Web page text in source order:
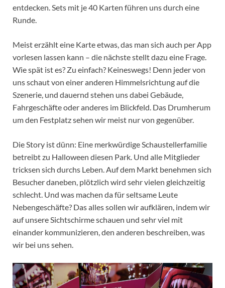
entdecken. Sets mit je 40 Karten führen uns durch eine
Runde.
Meist erzählt eine Karte etwas, das man sich auch per App
vorlesen lassen kann – die nächste stellt dazu eine Frage.
Wie spät ist es? Zu einfach? Keineswegs! Denn jeder von
uns schaut von einer anderen Himmelsrichtung auf die
Szenerie, und dauernd stehen uns dabei Gebäude,
Fahrgeschäfte oder anderes im Blickfeld. Das Drumherum
um den Festplatz sehen wir meist nur von gegenüber.
Die Story ist dünn: Eine merkwürdige Schaustellerfamilie
betreibt zu Halloween diesen Park. Und alle Mitglieder
tricksen sich durchs Leben. Auf dem Markt benehmen sich
Besucher daneben, plötzlich wird sehr vielen gleichzeitig
schlecht. Und was machen da für seltsame Leute
Nebengeschäfte? Das alles sollen wir aufklären, indem wir
auf unsere Sichtschirme schauen und sehr viel mit
einander kommunizieren, den anderen beschreiben, was
wir bei uns sehen.